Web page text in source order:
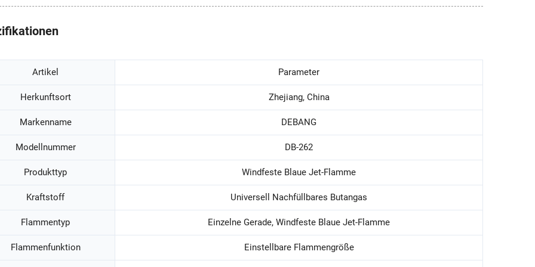
Artikel Parameter
Herkunftsort Zhejiang, China
Markenname DEBANG
Modellnummer DB-262
Produkttyp Windfeste Blaue Jet-Flamme
Kraftstoff Universell Nachfüllbares Butangas
Flammentyp Einzelne Gerade, Windfeste Blaue Jet-Flamme
Flammenfunktion Einstellbare Flammengröße